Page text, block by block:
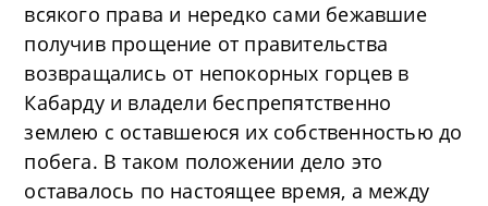
всякого права и нередко сами бежавшие
получив прощение от правительства
возвращались от непокорных горцев в
Кабарду и владели беспрепятственно
землею с оставшеюся их собственностью до
побега. В таком положении дело это
оставалось по настоящее время, а между